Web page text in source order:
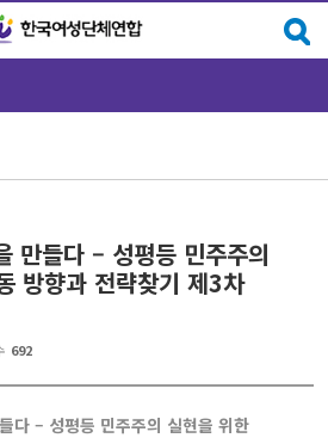
만들다 – 성평등 민주주의
방향과 전략찾기 제3차
692
다 – 성평등 민주주의 실현을 위한